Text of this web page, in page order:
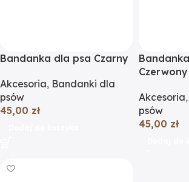
Bandanka dla psa Czarny
Akcesoria, Bandanki dla
psów
45,00 zł
Czerwony
Akcesoria,
psów
45,00 zł